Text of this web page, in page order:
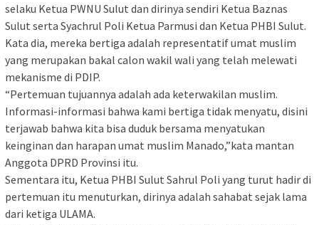
selaku Ketua PWNU Sulut dan dirinya sendiri Ketua Baznas
Sulut serta Syachrul Poli Ketua Parmusi dan Ketua PHBI Sulut.
Kata dia, mereka bertiga adalah representatif umat muslim
yang merupakan bakal calon wakil wali yang telah melewati
mekanisme di PDIP.
“Pertemuan tujuannya adalah ada keterwakilan muslim.
Informasi-informasi bahwa kami bertiga tidak menyatu, disini
terjawab bahwa kita bisa duduk bersama menyatukan
keinginan dan harapan umat muslim Manado,”kata mantan
Anggota DPRD Provinsi itu.
Sementara itu, Ketua PHBI Sulut Sahrul Poli yang turut hadir di
pertemuan itu menuturkan, dirinya adalah sahabat sejak lama
dari ketiga ULAMA.